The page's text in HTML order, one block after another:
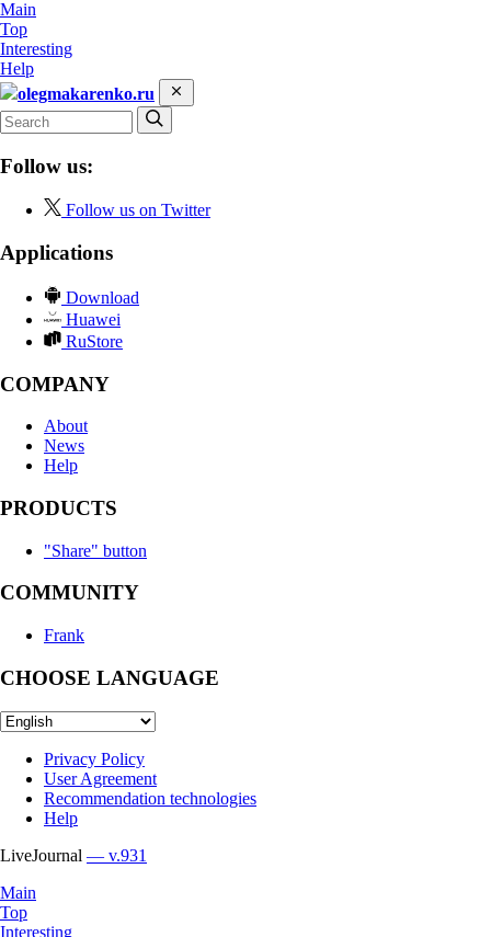
Main
Top
Interesting
Help
olegmakarenko.ru
Follow us:
Follow us on Twitter
Applications
Download
Huawei
RuStore
COMPANY
About
News
Help
PRODUCTS
"Share" button
COMMUNITY
Frank
CHOOSE LANGUAGE
Privacy Policy
User Agreement
Recommendation technologies
Help
LiveJournal — v.931
Main
Top
Interesting